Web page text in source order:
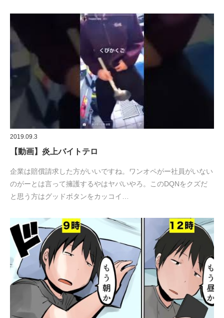
2019.09.3
【動画】炎上バイトテロ
企業は賠償請求した方がいいですね。ワンオペがー社員がいない
のがーとは言って擁護するやはヤバいやろ。このDQNをクズだ
と思う方はグッドボタンをカッコイ…